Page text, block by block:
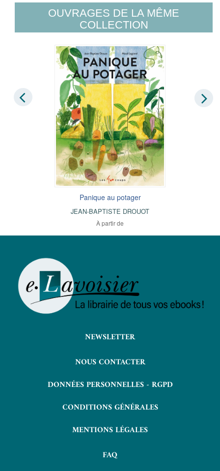
OUVRAGES DE LA MÊME
COLLECTION
Panique au potager
JEAN-BAPTISTE DROUOT
À partir de
NEWSLETTER
NOUS CONTACTER
DONNÉES PERSONNELLES - RGPD
CONDITIONS GÉNÉRALES
MENTIONS LÉGALES
FAQ